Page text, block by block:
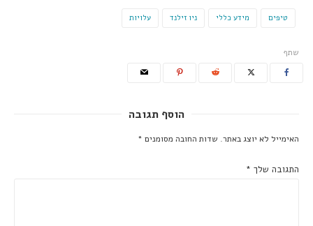
טיפים מידע כללי ניו זילנד עלויות
שתף
הוסף תגובה
האימייל לא יוצג באתר. שדות החובה מסומנים *
התגובה שלך *